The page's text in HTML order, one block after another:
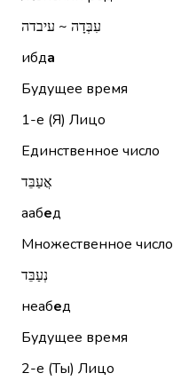
עִבְּדָה ~ עיבדה
ибда
Будущее время
1-е (Я) Лицо
Единственное число
אֲעַבֵּד
аабед
Множественное число
נְעַבֵּד
неабед
Будущее время
2-е (Ты) Лицо